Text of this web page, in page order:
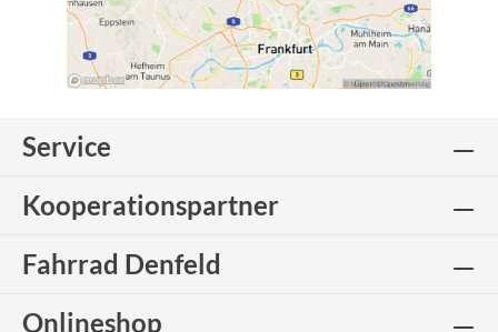
Service
Kooperationspartner
Fahrrad Denfeld
Onlineshop